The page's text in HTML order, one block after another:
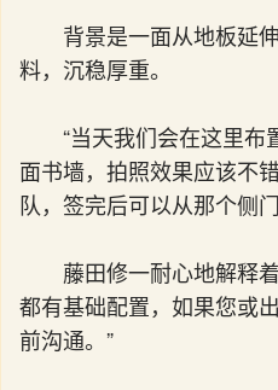
背景是一面从地板延
料，沉稳厚重。
“当天我们会在这里
面书墙，拍照效果应该不
队，签完后可以从那个侧
藤田修一耐心地解释
都有基础配置，如果您或
前沟通。”